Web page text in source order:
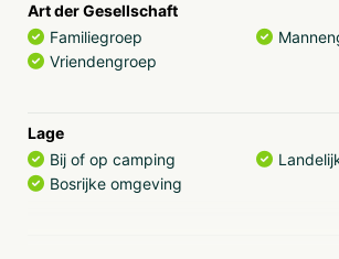
Bauernhaus und einem köstlichen
zu erleben auf diesem kleinen
Gönnen Sie sich einen schönen Urlaub.
Art der Gesellschaft
Familiegroep
Vriendengroep
Lage
Bij of op camping
Bosrijke omgeving